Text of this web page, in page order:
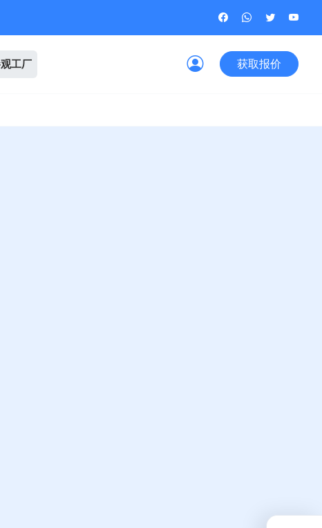
工厂 获取报价